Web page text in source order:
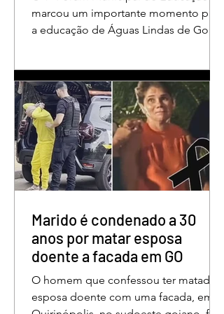
em Águas Lindas
marcou um importante momento para
a educação de Águas Lindas de Goiás,
para promover conhecimento,
reflexão, troca de experiências e
valorização daqueles que exercem um
papel fundamental na formação das
futuras gerações. Durante o evento, o
secretário municipal de Educação,
Denildson Oliveira, destacou que o
aos educadores muito mais do que
Marido é condenado a 30
anos por matar esposa
doente a facada em GO
O homem que confessou ter matado a
esposa doente com uma facada, em